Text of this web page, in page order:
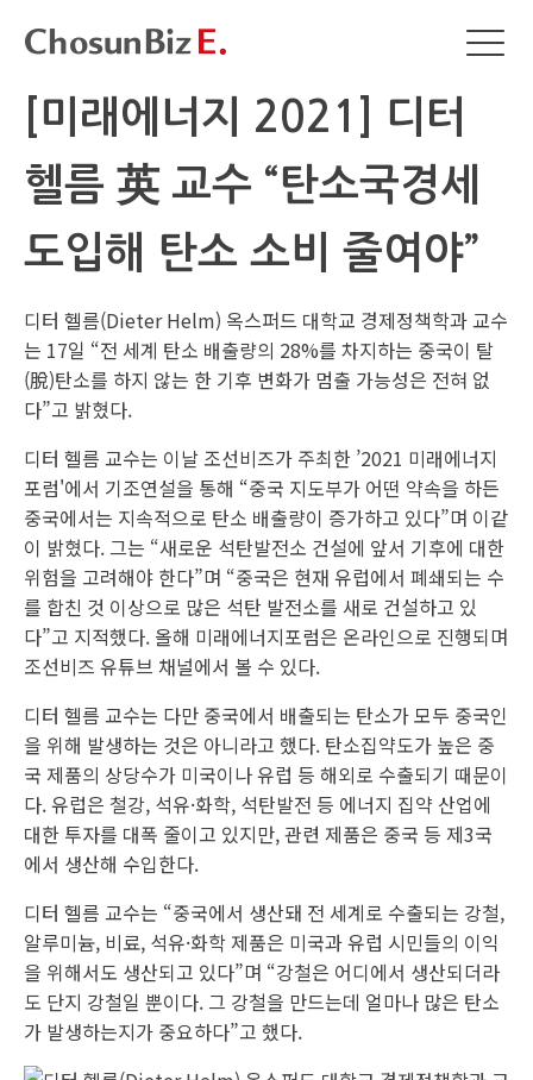
[미래에너지 2021] 디터
헬름 英 교수 “탄소국경세
도입해 탄소 소비 줄여야”
디터 헬름(Dieter Helm) 옥스퍼드 대학교 경제정책학과 교수
는 17일 “전 세계 탄소 배출량의 28%를 차지하는 중국이 탈
(脫)탄소를 하지 않는 한 기후 변화가 멈출 가능성은 전혀 없
다”고 밝혔다.
디터 헬름 교수는 이날 조선비즈가 주최한 ’2021 미래에너지
포럼'에서 기조연설을 통해 “중국 지도부가 어떤 약속을 하든
중국에서는 지속적으로 탄소 배출량이 증가하고 있다”며 이같
이 밝혔다. 그는 “새로운 석탄발전소 건설에 앞서 기후에 대한
위험을 고려해야 한다”며 “중국은 현재 유럽에서 폐쇄되는 수
를 합친 것 이상으로 많은 석탄 발전소를 새로 건설하고 있
다”고 지적했다. 올해 미래에너지포럼은 온라인으로 진행되며
조선비즈 유튜브 채널에서 볼 수 있다.
디터 헬름 교수는 다만 중국에서 배출되는 탄소가 모두 중국인
을 위해 발생하는 것은 아니라고 했다. 탄소집약도가 높은 중
국 제품의 상당수가 미국이나 유럽 등 해외로 수출되기 때문이
다. 유럽은 철강, 석유·화학, 석탄발전 등 에너지 집약 산업에
대한 투자를 대폭 줄이고 있지만, 관련 제품은 중국 등 제3국
에서 생산해 수입한다.
디터 헬름 교수는 “중국에서 생산돼 전 세계로 수출되는 강철,
알루미늄, 비료, 석유·화학 제품은 미국과 유럽 시민들의 이익
을 위해서도 생산되고 있다”며 “강철은 어디에서 생산되더라
도 단지 강철일 뿐이다. 그 강철을 만드는데 얼마나 많은 탄소
가 발생하는지가 중요하다”고 했다.